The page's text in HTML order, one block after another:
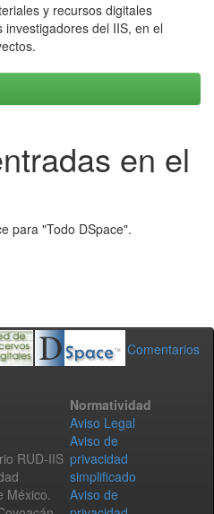
y recursos digitales
del IIS, en el
en el
para "Todo DSpace".
Comentarios
RUD-IIS
México.
Normatividad
Aviso Legal
Aviso de
privacidad
simplificado
Aviso de